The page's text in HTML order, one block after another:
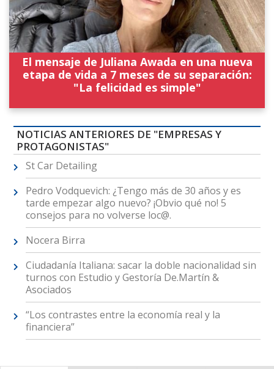
El mensaje de Juliana Awada en una nueva
etapa de vida a 7 meses de su separación:
"La felicidad es simple"
NOTICIAS ANTERIORES DE "EMPRESAS Y
PROTAGONISTAS"
St Car Detailing
Pedro Vodquevich: ¿Tengo más de 30 años y es
tarde empezar algo nuevo? ¡Obvio qué no! 5
consejos para no volverse loc@.
Nocera Birra
Ciudadanía Italiana: sacar la doble nacionalidad sin
turnos con Estudio y Gestoría De.Martín &
Asociados
“Los contrastes entre la economía real y la
financiera”